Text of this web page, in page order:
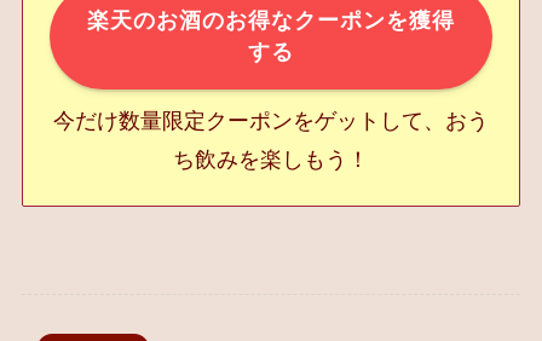
楽天のお酒のお得なクーポンを獲得
する
今だけ数量限定クーポンをゲットして、おう
ち飲みを楽しもう！